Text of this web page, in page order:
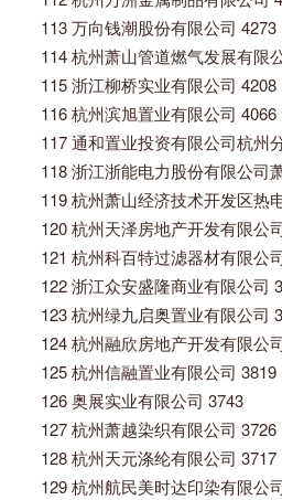
113 万向钱潮股份有限公司 4273
114 杭州萧山管道燃气发展有限
115 浙江柳桥实业有限公司 4208
116 杭州滨旭置业有限公司 4066
117 通和置业投资有限公司杭州
118 浙江浙能电力股份有限公司
119 杭州萧山经济技术开发区热
120 杭州天泽房地产开发有限公
121 杭州科百特过滤器材有限公
122 浙江众安盛隆商业有限公司
123 杭州绿九启奥置业有限公司
124 杭州融欣房地产开发有限公
125 杭州信融置业有限公司 3819
126 奥展实业有限公司 3743
127 杭州萧越染织有限公司 3726
128 杭州天元涤纶有限公司 3717
129 杭州航民美时达印染有限公